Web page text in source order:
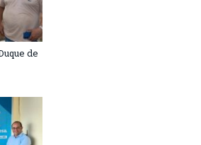
de